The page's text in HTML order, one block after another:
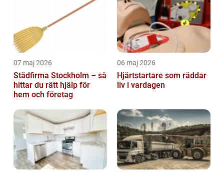
07 maj 2026
Städfirma Stockholm – så
hittar du rätt hjälp för
hem och företag
06 maj 2026
Hjärtstartare som räddar
liv i vardagen